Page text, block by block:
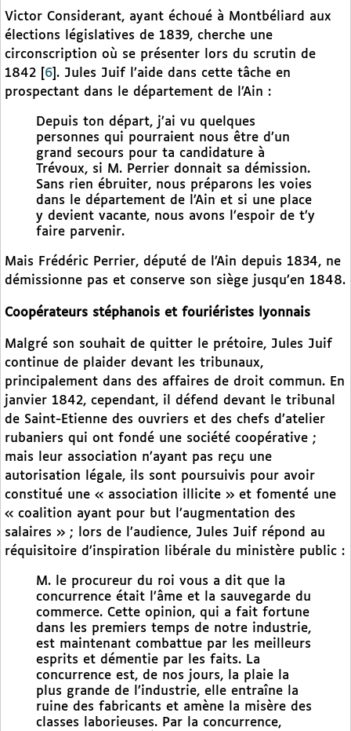
Victor Considerant, ayant échoué à Montbéliard aux
élections législatives de 1839, cherche une
circonscription où se présenter lors du scrutin de
1842
6 . Jules Juif l’aide dans cette tâche en
prospectant dans le département de l’Ain :
Depuis ton départ, j’ai vu quelques
personnes qui pourraient nous être d’un
grand secours pour ta candidature à
Trévoux, si M. Perrier donnait sa démission.
Sans rien ébruiter, nous préparons les voies
dans le département de l’Ain et si une place
y devient vacante, nous avons l’espoir de t’y
faire parvenir.
Mais Frédéric Perrier, député de l’Ain depuis 1834, ne
démissionne pas et conserve son siège jusqu’en 1848.
Coopérateurs stéphanois et fouriéristes lyonnais
Malgré son souhait de quitter le prétoire, Jules Juif
continue de plaider devant les tribunaux,
principalement dans des affaires de droit commun. En
janvier 1842, cependant, il défend devant le tribunal
de Saint-Etienne des ouvriers et des chefs d’atelier
rubaniers qui ont fondé une société coopérative ;
mais leur association n’ayant pas reçu une
autorisation légale, ils sont poursuivis pour avoir
constitué une « association illicite » et fomenté une
« coalition ayant pour but l’augmentation des
salaires » ; lors de l’audience, Jules Juif répond au
réquisitoire d’inspiration libérale du ministère public :
M. le procureur du roi vous a dit que la
concurrence était l’âme et la sauvegarde du
commerce. Cette opinion, qui a fait fortune
dans les premiers temps de notre industrie,
est maintenant combattue par les meilleurs
esprits et démentie par les faits. La
concurrence est, de nos jours, la plaie la
plus grande de l’industrie, elle entraîne la
ruine des fabricants et amène la misère des
classes laborieuses. Par la concurrence,